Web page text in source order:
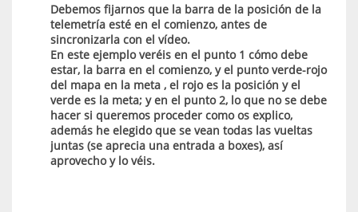
Debemos fijarnos que la barra de la posición de la
telemetría esté en el comienzo, antes de
sincronizarla con el vídeo.
En este ejemplo veréis en el punto 1 cómo debe
estar, la barra en el comienzo, y el punto verde-rojo
del mapa en la meta , el rojo es la posición y el
verde es la meta; y en el punto 2, lo que no se debe
hacer si queremos proceder como os explico,
además he elegido que se vean todas las vueltas
juntas (se aprecia una entrada a boxes), así
aprovecho y lo véis.